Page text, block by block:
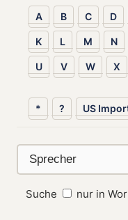
A B C D
K L M N
U V W X
* ? US
Suche nur in